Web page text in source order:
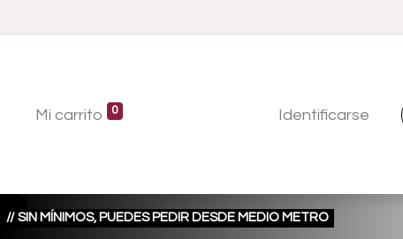
Mi carrito 0 Identificarse
// SIN MÍNIMOS, PUEDES PEDIR DESDE MEDIO METRO